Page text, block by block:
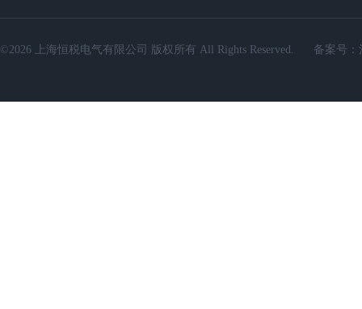
©2026 上海恒税电气有限公司 版权所有 All Rights Reserved. 备案号：